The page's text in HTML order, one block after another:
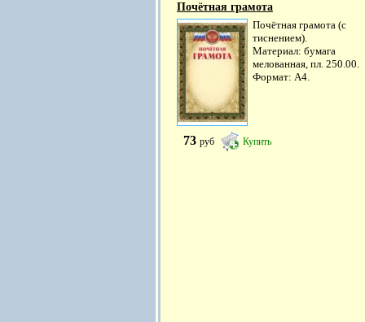
Почётная грамота
Почётная грамота (с
тиснением).
Материал: бумага
мелованная, пл. 250.00.
Формат: А4.
73 руб Купить